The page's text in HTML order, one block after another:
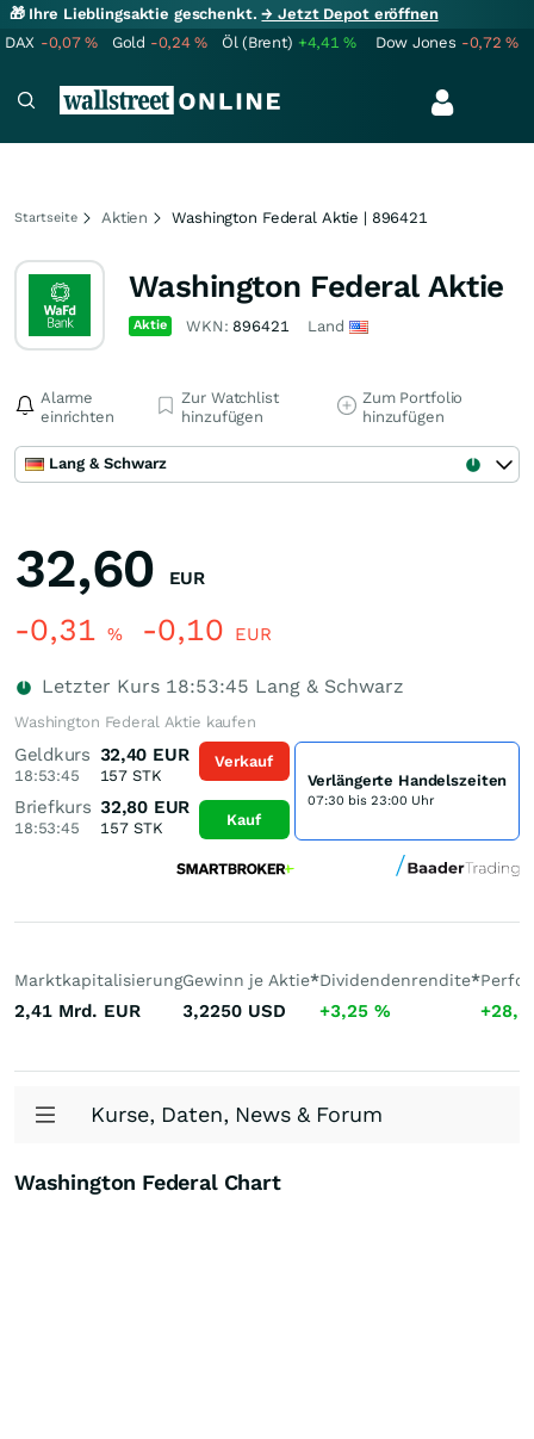
🎁 Ihre Lieblingsaktie geschenkt.→ Jetzt Depot eröffnen
DAX -0,07% Gold -0,24% Öl (Brent) +4,41% Dow Jones -0,72%
Startseite Aktien Washington Federal Aktie | 896421
Washington Federal Aktie
Aktie WKN: 896421 Land
Alarme
einrichten
Zur Watchlist
hinzufügen
Zum Portfolio
hinzufügen
Lang & Schwarz
32,60 EUR
-0,31 % -0,10 EUR
Letzter Kurs 18:53:45 Lang & Schwarz
Washington Federal Aktie kaufen
Geldkurs
18:53:45
32,40 EUR
157 STK
Briefkurs
18:53:45
32,80 EUR
157STK
Verkauf
Kauf
Verlängerte Handelszeiten
07:30 bis 23:00 Uhr
Marktkapitalisierung
2,41 Mrd. EUR
Gewinn je Aktie*
3,2250 USD
Dividendenrendite*
+3,25 %
Kurse, Daten, News & Forum
Washington Federal Chart